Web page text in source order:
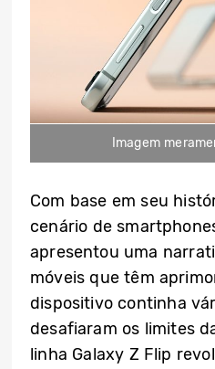
Imagem
Com base em seu
cenário de
apresentou uma
móveis que têm
dispositivo continha
desafiaram os limites
linha Galaxy Z Flip